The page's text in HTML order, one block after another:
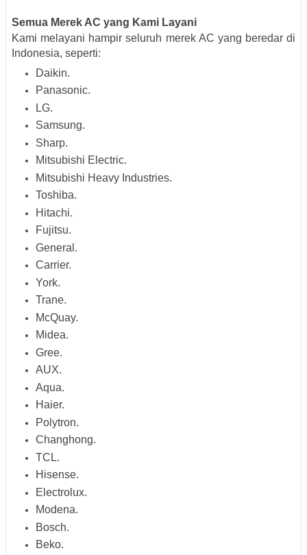
Semua Merek AC yang Kami Layani
Kami melayani hampir seluruh merek AC yang beredar di
Indonesia, seperti:
Daikin.
Panasonic.
LG.
Samsung.
Sharp.
Mitsubishi Electric.
Mitsubishi Heavy Industries.
Toshiba.
Hitachi.
Fujitsu.
General.
Carrier.
York.
Trane.
McQuay.
Midea.
Gree.
AUX.
Aqua.
Haier.
Polytron.
Changhong.
TCL.
Hisense.
Electrolux.
Modena.
Bosch.
Beko.